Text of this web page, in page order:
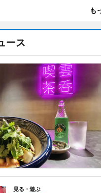
も
ース
見る・遊ぶ